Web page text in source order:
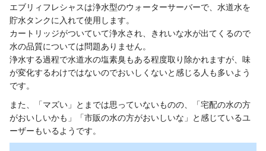
エブリィフレシャスは浄水型のウォーターサーバーで、水道水を
貯水タンクに入れて使用します。
カートリッジがついていて浄水され、きれいな水が出てくるので
水の品質については問題ありません。
浄水する過程で水道水の塩素臭もある程度取り除かれますが、味
が変化するわけではないのでおいしくないと感じる人も多いよう
です。
また、「マズい」とまでは思っていないものの、「宅配の水の方
がおいしいかも」「市販の水の方がおいしいな」と感じているユ
ーザーもいるようです。